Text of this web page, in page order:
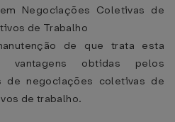
Negociações Coletivas de
de Trabalho
de que trata esta
vantagens obtidas pelos
de negociações coletivas de
de trabalho.